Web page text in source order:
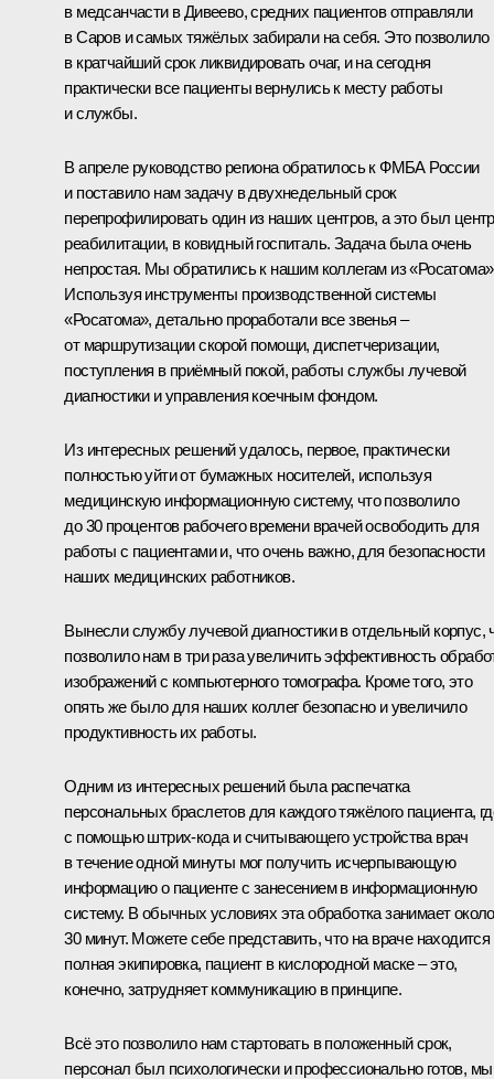
в медсанчасти в Дивеево, средних пациентов отправляли
в Саров и самых тяжёлых забирали на себя. Это позволило
в кратчайший срок ликвидировать очаг, и на сегодня
практически все пациенты вернулись к месту работы
и службы.
В апреле руководство региона обратилось к ФМБА России
и поставило нам задачу в двухнедельный срок
перепрофилировать один из наших центров, а это был центр
реабилитации, в ковидный госпиталь. Задача была очень
непростая. Мы обратились к нашим коллегам из
Используя инструменты производственной системы
«Росатома», детально проработали все звенья –
от маршрутизации скорой помощи, диспетчеризации,
поступления в приёмный покой, работы службы лучевой
диагностики и управления коечным фондом.
Из интересных решений удалось, первое, практически
полностью уйти от бумажных носителей, используя
медицинскую информационную систему, что позволило
до 30 процентов рабочего времени врачей освободить для
работы с пациентами и, что очень важно, для безопасности
наших медицинских работников.
Вынесли службу лучевой диагностики в отдельный корпус,
позволило нам в три раза увеличить эффективность
изображений с компьютерного томографа. Кроме того, это
опять же было для наших коллег безопасно и увеличило
продуктивность их работы.
Одним из интересных решений была распечатка
персональных браслетов для каждого тяжёлого пациента,
с помощью штрих-кода и считывающего устройства врач
в течение одной минуты мог получить исчерпывающую
информацию о пациенте с занесением в информационную
систему. В обычных условиях эта обработка занимает около
30 минут. Можете себе представить, что на враче находится
полная экипировка, пациент в кислородной маске – это,
конечно, затрудняет коммуникацию в принципе.
Всё это позволило нам стартовать в положенный срок,
персонал был психологически и профессионально готов, мы